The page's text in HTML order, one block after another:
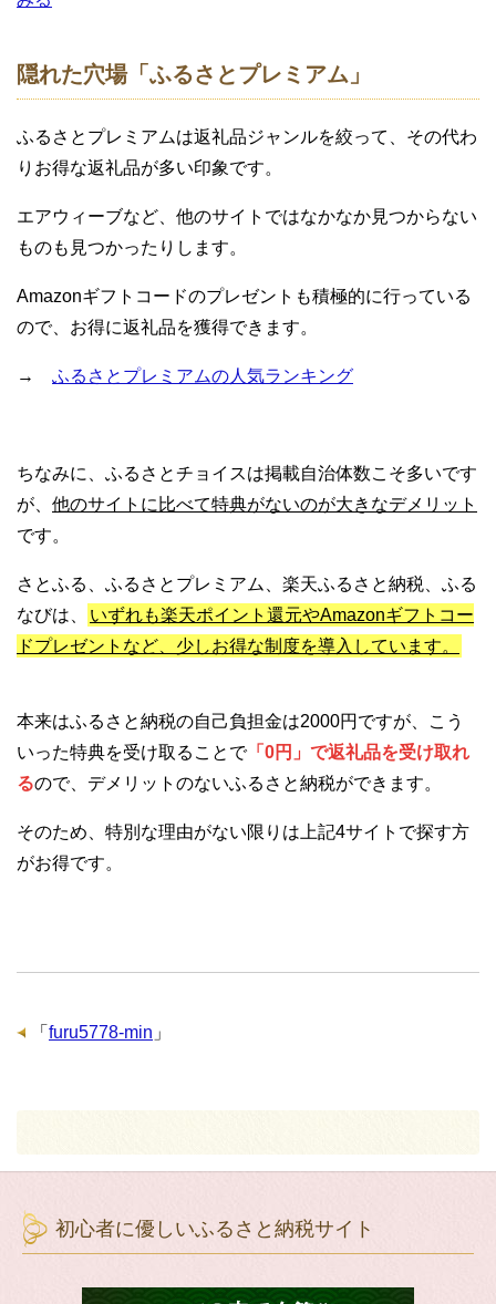
隠れた穴場「ふるさとプレミアム」
ふるさとプレミアムは返礼品ジャンルを絞って、その代わ
りお得な返礼品が多い印象です。
エアウィーブなど、他のサイトではなかなか見つからない
ものも見つかったりします。
Amazonギフトコードのプレゼントも積極的に行っている
ので、お得に返礼品を獲得できます。
→ ふるさとプレミアムの人気ランキング
ちなみに、ふるさとチョイスは掲載自治体数こそ多いです
が、 他のサイトに比べて特典がないのが大きなデメリット
です。
さとふる、ふるさとプレミアム、楽天ふるさと納税、ふる
なびは、
いずれも楽天ポイント還元やAmazonギフトコー
ドプレゼントなど、少しお得な制度を導入しています。
本来はふるさと納税の自己負担金は2000円ですが、こう
いった特典を受け取ることで「0円」で返礼品を受け取れ
るので、デメリットのないふるさと納税ができます。
そのため、特別な理由がない限りは上記4サイトで探す方
がお得です。
「 furu5778-min 」
初心者に優しいふるさと納税サイト